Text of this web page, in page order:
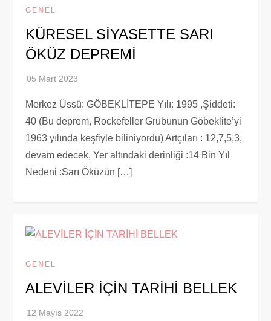
GENEL
KÜRESEL SİYASETTE SARI
ÖKÜZ DEPREMİ
Merkez Üssü: GÖBEKLİTEPE Yılı: 1995 ,Şiddeti:
40 (Bu deprem, Rockefeller Grubunun Göbeklite’yi
1963 yılında keşfiyle biliniyordu) Artçıları : 12,7,5,3,
devam edecek, Yer altındaki derinliği :14 Bin Yıl
Nedeni :Sarı Öküzün […]
GENEL
ALEVİLER İÇİN TARİHİ BELLEK